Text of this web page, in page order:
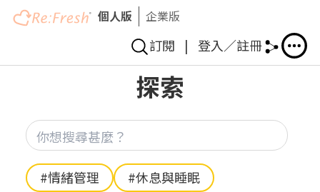
移
個人版 企業版
訂閱 | 登入／註冊
探索
Hashtag
#情緒管理
#休息與睡眠